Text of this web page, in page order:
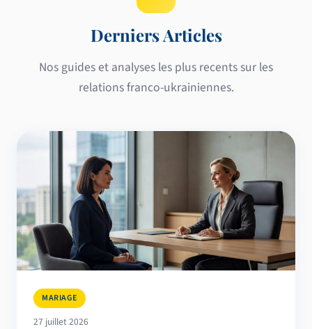
Derniers Articles
Nos guides et analyses les plus recents sur les
relations franco-ukrainiennes.
MARIAGE
27 juillet 2026